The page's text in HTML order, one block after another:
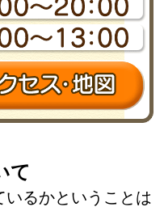
て
いるかということは